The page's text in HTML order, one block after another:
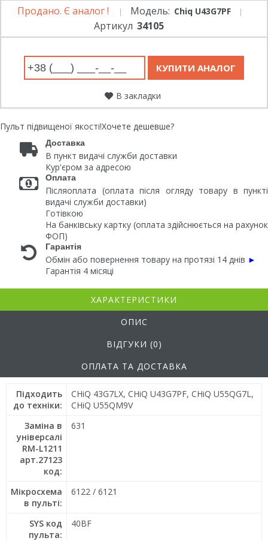
Продано. Є аналог ! Модель: Chiq U43G7PF
Артикул 34105
В закладки
Пульт підвищеної якості!Хочете дешевше?
Доставка
В пункт видачі служби доставки
Кур'єром за адресою
Оплата
Післяоплата (оплата після огляду товару в пункті
видачі служби доставки)
Готівкою
На банківську картку (оплата здійснюється на рахунок
ФОП)
Гарантія
Обмін або повернення товару на протязі 14 днів ►
Гарантія 4 місяці
ХАРАКТЕРИСТИКИ
ОПИС
ВІДГУКИ (0)
ОПЛАТА ТА ДОСТАВКА
Підходить
до техніки:
CHiQ 43G7LX, CHiQ U43G7PF, CHiQ U55QG7L,
CHiQ U55QM9V
Заміна в
універсалі
RM-L1211
арт.27123
код:
631
Мікросхема
в пульті:
6122 / 6121
SYS код
пульта:
40BF